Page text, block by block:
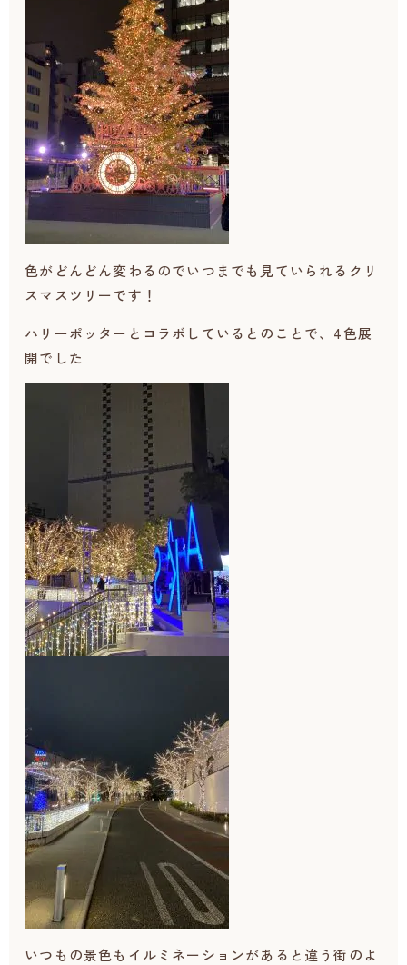
色がどんどん変わるのでいつまでも見ていられるクリ
スマスツリーです！
ハリーポッターとコラボしているとのことで、4色展
開でした
いつもの景色もイルミネーションがあると違う街のよ